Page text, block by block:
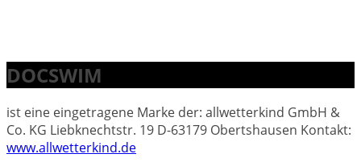
DOCSWIM
ist eine eingetragene Marke der: allwetterkind GmbH &
Co. KG Liebknechtstr. 19 D-63179 Obertshausen Kontakt:
www.allwetterkind.de